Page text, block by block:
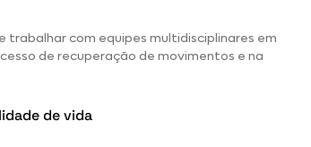
trabalhar com equipes multidisciplinares em
de recuperação de movimentos e na
de vida